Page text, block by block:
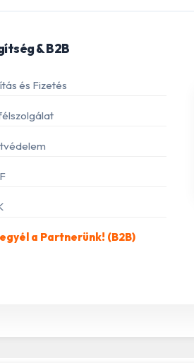
& B2B
és Fizetés
a Partnerünk! (B2B)